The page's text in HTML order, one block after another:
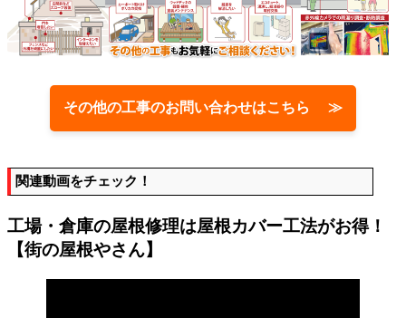
その他の工事のお問い合わせはこちら ≫
関連動画をチェック！
工場・倉庫の屋根修理は屋根カバー工法がお得！
【街の屋根やさん】